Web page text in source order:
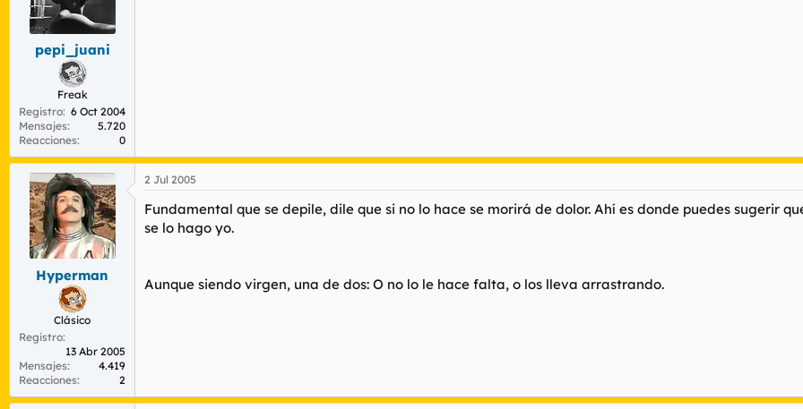
pepi_juani
Freak
Registro 6 Oct 2004
Mensajes
5.720
Reacciones
0
Hyperman
Clásico
Registro
13 Abr 2005
Mensajes
4.419
Reacciones
2
2 Jul 2005
Fundamental que se depile, dile que si no lo hace se morirá de dolor. Ahí es donde puedes sugerir
se lo hago yo.
Aunque siendo virgen, una de dos: O no lo le hace falta, o los lleva arrastrando.